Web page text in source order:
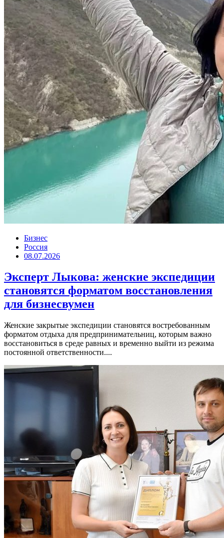
Бизнес
Россия
08.07.2026
Эксперт Лыкова: женские экспедиции
становятся форматом восстановления
для бизнесвумен
Женские закрытые экспедиции становятся востребованным
форматом отдыха для предпринимательниц, которым важно
восстановиться в среде равных и временно выйти из режима
постоянной ответственности....